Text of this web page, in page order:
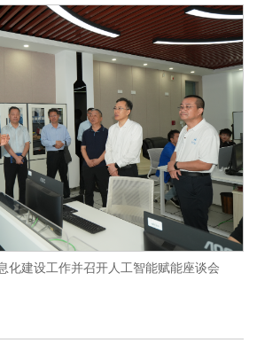
化建设工作并召开人工智能赋能座谈会